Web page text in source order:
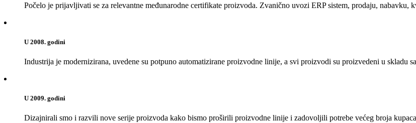
Počelo je prijavljivati ​​se za relevantne međunarodne certifikate proizvoda. Zvanično uvozi ERP sistem, prodaju, nabavku,
U 2008. godini
Industrija je modernizirana, uvedene su potpuno automatizirane proizvodne linije, a svi proizvodi su proizvedeni u skladu
U 2009. godini
Dizajnirali smo i razvili nove serije proizvoda kako bismo proširili proizvodne linije i zadovoljili potrebe većeg broja